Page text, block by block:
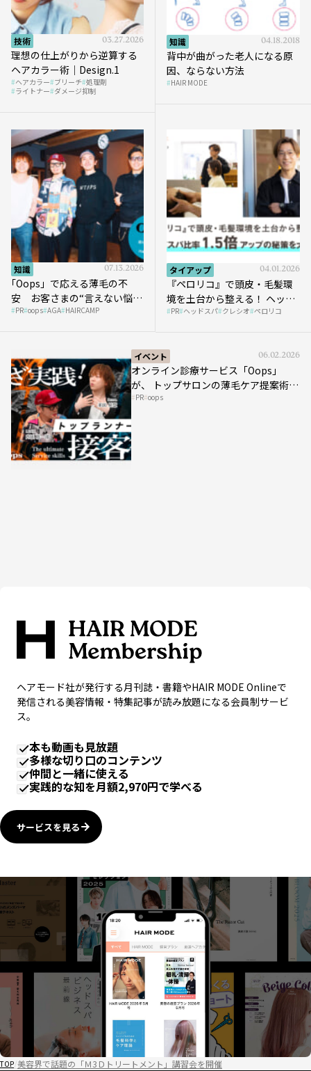
技術 03.27.2026
理想の仕上がりから逆算する
ヘアカラー術｜Design.1
ヘアカラー ブリーチ 処理剤
ライトナー ダメージ抑制
知識 04.18.2018
背中が曲がった老人になる原
因、ならない方法
HAIR MODE
知識 07.13.2026
｢Oops」で応える薄毛の不
安 お客さまの“言えない悩
み”にどう向き合う？ ＃01
PR oops AGA HAIRCAMP
タイアップ 04.01.2026
『ペロリコ』で頭皮・毛髪環
境を土台から整える！ ヘッド
スパ比率1.5倍アップの秘策を
PR ヘッドスパ クレシオ ペロリコ
イベント 06.02.2026
オンライン診療サービス「Oops」
が、 トップサロンの薄毛ケア提案術を
HAIRCAMPで公開！
PR oops
ヘアモード社が発行する月刊誌・書籍やHAIR MODE Onlineで
発信される美容情報・特集記事が読み放題になる会員制サービ
ス。
本も動画も見放題
多様な切り口のコンテンツ
仲間と一緒に使える
実践的な知を月額2,970円で学べる
サービスを見る
TOP 美容界で話題の「Ｍ3Ｄトリートメント」講習会を開催